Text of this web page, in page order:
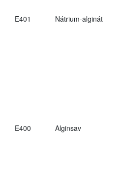
E401 Nátrium-alginát
E400 Alginsav